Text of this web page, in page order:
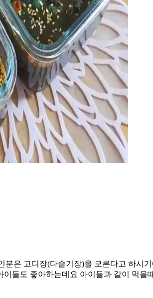
은 고디장(다슬기장)을 모른다고 하시
들도 좋아하는데요 아이들과 같이 먹을